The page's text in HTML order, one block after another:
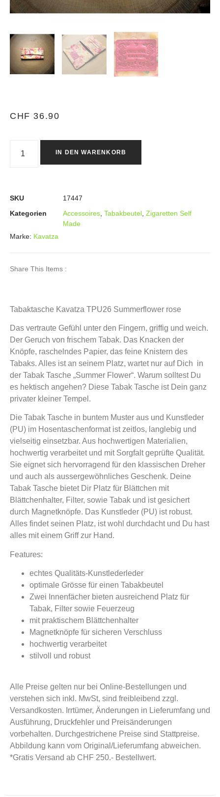
CHF 36.90
IN DEN WARENKORB
SKU
17447
Kategorien
Accessoires Tabakbeutel Zigaretten Self
Made
Marke: Kavatza
Share This Items :
Tabaktasche Kavatza TPU26 Summerflower rose
Das vertraute Gefühl unter den Fingern, griffig und weich.
Der Geruch von frischem Tabak. Das Knacken der
Knöpfe, raschelndes Papier, das feine Knistern des
Tabaks. Alles ist an seinem Platz, wartet nur auf Dich in
der Tabak Tasche „Summer Flower“. Warum solltest Du
es hektisch angehen? Diese Tabak Tasche ist Dein ganz
privater kleiner Tempel.
Die Tabak Tasche in buntem Muster aus und Kunstleder
(PU) im Hosentaschenformat ist zeitlos, langlebig und
vielseitig einsetzbar. Aus hochwertigen Materialien,
hochwertig verarbeitet und mit Sorgfalt geprüfte Qualität.
Sie eignet sich hervorragend für den klassischen Dreher
und auch als aussergewöhnliches Geschenk. Deine
Tabak Tasche bietet Dir Platz für Blättchen mit
Blättchenhalter, Filter, sowie Tabak und ist gesichert
durch Magnetknöpfe. Das Kunstleder (PU) ist robust.
Alles findet seinen Platz, ist wohl durchdacht und Du hast
alles mit einem Griff zur Hand.
Features:
echtes Qualitäts-Kunstlederleder
optimale Grösse für einen Tabakbeutel
Zwei Innenfächer bieten ausreichend Platz für
Tabak, Filter sowie Feuerzeug
mit praktischem Blättchenhalter
Magnetknöpfe für sicheren Verschluss
hochwertig verarbeitet
stilvoll und robust
Alle Preise gelten nur bei Online-Bestellungen und
verstehen sich inkl. MwSt, sind freibleibend zzgl.
Versandkosten. Irrtümer, Änderungen in Lieferumfang und
Ausführung, Druckfehler und Preisänderungen
vorbehalten. Durchgestrichene Preise sind Stattpreise.
Abbildung kann vom Original/Lieferumfang abweichen.
*Gratis Versand ab CHF 250.- Bestellwert.